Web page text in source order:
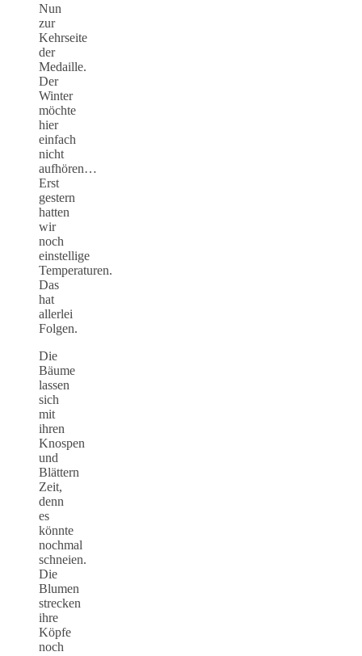
Nun
zur
Kehrseite
der
Medaille.
Der
Winter
möchte
hier
einfach
nicht
aufhören…
Erst
gestern
hatten
wir
noch
einstellige
Temperaturen.
Das
hat
allerlei
Folgen.
Die
Bäume
lassen
sich
mit
ihren
Knospen
und
Blättern
Zeit,
denn
es
könnte
nochmal
schneien.
Die
Blumen
strecken
ihre
Köpfe
noch